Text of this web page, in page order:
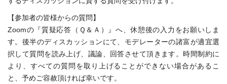
【参加者の皆様からの質問】
Zoomの『質疑応答（Ｑ＆Ａ）』へ、休憩後の入力をお願いしま
す。後半のディスカッションにて、モデレーターの諸富が適宜選
択して質問を読み上げ、議論、回答させて頂きます。時間制約に
より、すべての質問を取り上げることができない場合があるこ
と、予めご容赦頂ければ幸いです。